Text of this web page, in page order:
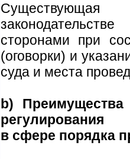
сторонами при
(оговорки) и
суда и места
b) Преимущества
регулирования
в сфере порядка